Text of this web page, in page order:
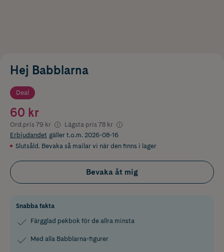
Hej Babblarna
Deal
60 kr
Ord.pris 79 kr Lägsta pris 78 kr
Erbjudandet gäller t.o.m. 2026-08-16
Slutsåld. Bevaka så mailar vi när den finns i lager
Bevaka åt mig
Snabba fakta
Färgglad pekbok för de allra minsta
Med alla Babblarna-figurer